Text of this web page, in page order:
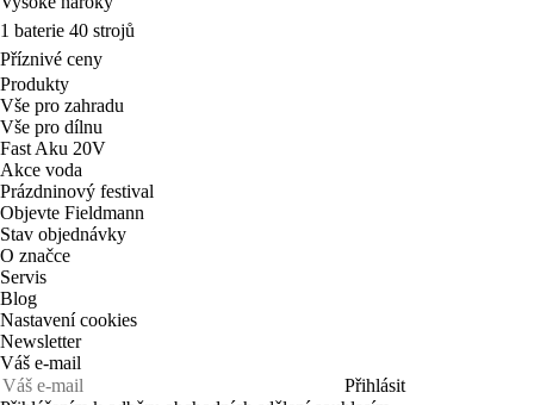
1 baterie 40 strojů
Příznivé ceny
Produkty
Vše pro zahradu
Vše pro dílnu
Fast Aku 20V
Akce voda
Prázdninový festival
Objevte Fieldmann
Stav objednávky
O značce
Servis
Blog
Nastavení cookies
Newsletter
Váš e-mail
Přihlásit